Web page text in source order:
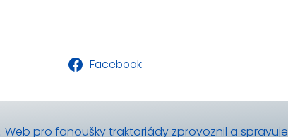
Facebook
. Web pro fanoušky traktoriády zprovoznil a spravuje